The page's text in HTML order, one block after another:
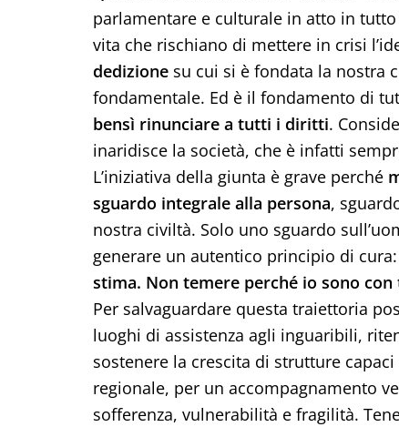
parlamentare e culturale in atto in
vita che rischiano di mettere in crisi
dedizione su cui si è fondata la nostra
fondamentale. Ed è il fondamento di
bensì rinunciare a tutti i diritti.
inaridisce la società, che è infatti
L’iniziativa della giunta è grave perché
sguardo integrale alla persona,
nostra civiltà. Solo uno sguardo
generare un autentico principio di cura:
stima. Non temere perché io sono con
Per salvaguardare questa traiettoria
luoghi di assistenza agli inguaribili,
sostenere la crescita di strutture
regionale, per un accompagnamento
sofferenza, vulnerabilità e fragilità.